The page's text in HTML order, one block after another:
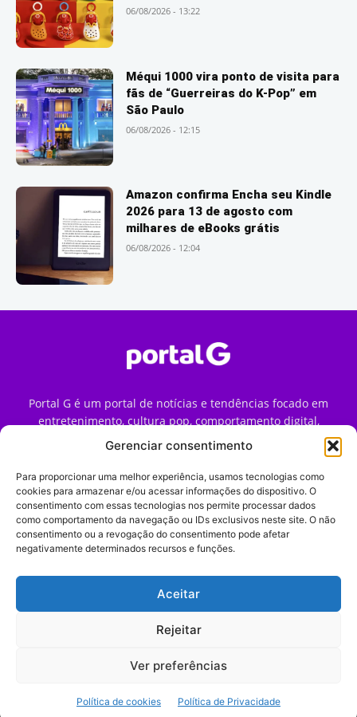
Gerenciar consentimento
Para proporcionar uma melhor experiência, usamos tecnologias como
cookies para armazenar e/ou acessar informações do dispositivo. O
consentimento com essas tecnologias nos permite processar dados
como comportamento da navegação ou IDs exclusivos neste site. O não
consentimento ou a revogação do consentimento pode afetar
negativamente determinados recursos e funções.
Aceitar
Rejeitar
Ver preferências
Política de cookies Política de Privacidade
06/08/2026 - 13:22
Méqui 1000 vira ponto de visita para
fãs de “Guerreiras do K-Pop” em
São Paulo
06/08/2026 - 12:15
Amazon confirma Encha seu Kindle
2026 para 13 de agosto com
milhares de eBooks grátis
06/08/2026 - 12:04
Portal G é um portal de notícias e tendências focado em
entretenimento, cultura pop, comportamento digital,
streaming, games e iniciativas de marca que impactam a
forma como o público vive e consome internet no Brasil.
Contato:contato@portalg.com.br
Início Sobre
Termos de Uso
Política de Privacidade
Contato
tendências de consumo, marketing e comportamento digital.